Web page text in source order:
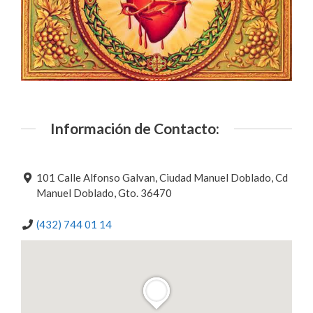
Información de Contacto:
101 Calle Alfonso Galvan, Ciudad Manuel Doblado, Cd
Manuel Doblado, Gto. 36470
(432) 744 01 14